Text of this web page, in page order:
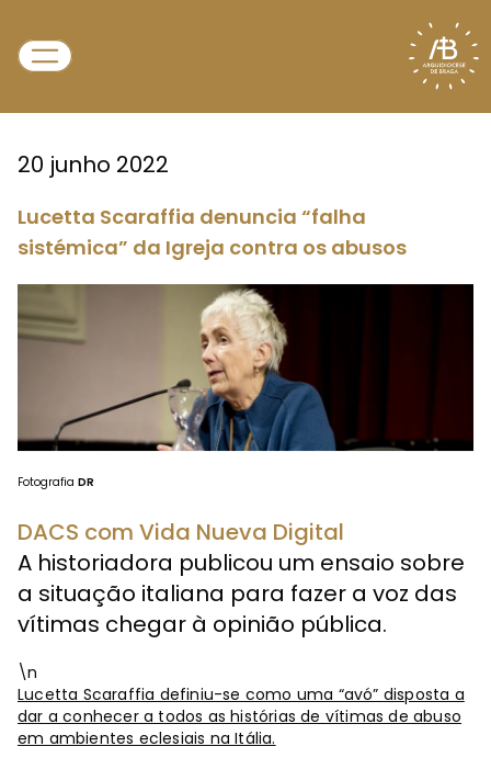
20 junho 2022
Lucetta Scaraffia denuncia “falha
sistémica” da Igreja contra os abusos
Fotografia DR
DACS com Vida Nueva Digital
A historiadora publicou um ensaio sobre
a situação italiana para fazer a voz das
vítimas chegar à opinião pública.
\n
Lucetta Scaraffia definiu-se como uma “avó” disposta a
dar a conhecer a todos as histórias de vítimas de abuso
em ambientes eclesiais na Itália.